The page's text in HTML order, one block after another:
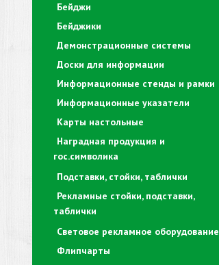
Бейджи
Бейджики
Демонстрационные системы
Доски для информации
Информационные стенды и рамки
Информационные указатели
Карты настольные
Наградная продукция и
гос.символика
Подставки, стойки, таблички
Рекламные стойки, подставки,
таблички
Световое рекламное оборудование
Флипчарты